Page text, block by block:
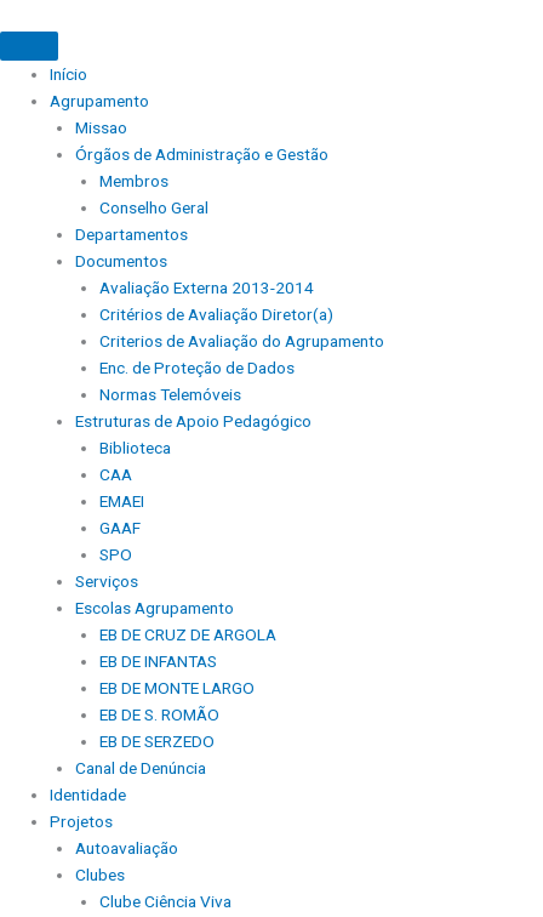
Início
Agrupamento
Missao
Órgãos de Administração e Gestão
Membros
Conselho Geral
Departamentos
Documentos
Avaliação Externa 2013-2014
Critérios de Avaliação Diretor(a)
Criterios de Avaliação do Agrupamento
Enc. de Proteção de Dados
Normas Telemóveis
Estruturas de Apoio Pedagógico
Biblioteca
CAA
EMAEI
GAAF
SPO
Serviços
Escolas Agrupamento
EB DE CRUZ DE ARGOLA
EB DE INFANTAS
EB DE MONTE LARGO
EB DE S. ROMÃO
EB DE SERZEDO
Canal de Denúncia
Identidade
Projetos
Autoavaliação
Clubes
Clube Ciência Viva